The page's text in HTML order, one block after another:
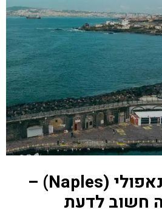
נהיגה בלילה בנאפולי (Naples) –
חשוב לדעת